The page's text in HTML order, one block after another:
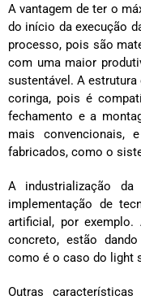
A vantagem de ter o
do início da execução
processo, pois são
com uma maior
sustentável. A
coringa, pois é
fechamento e a
mais convencionais,
fabricados, como o
A industrialização
implementação de
artificial, por
concreto, estão
como é o caso do light
Outras